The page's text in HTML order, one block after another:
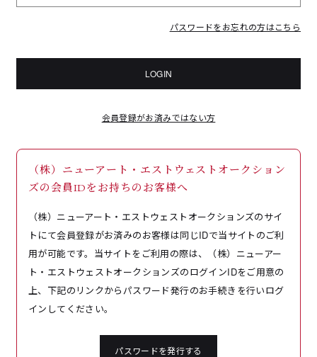
パスワードをお忘れの方はこちら
LOGIN
会員登録がお済みではない方
（株）ニューアート・エストウェストオークション
ズの会員IDをお持ちのお客様へ
（株）ニューアート・エストウェストオークションズのサイ
トにて会員登録がお済みのお客様は同じIDで当サイトのご利
用が可能です。当サイトをご利用の際は、（株）ニューアー
ト・エストウェストオークションズのログインIDをご用意の
上、下記のリンクからパスワード発行のお手続きを行いログ
インしてください。
パスワードを発行する